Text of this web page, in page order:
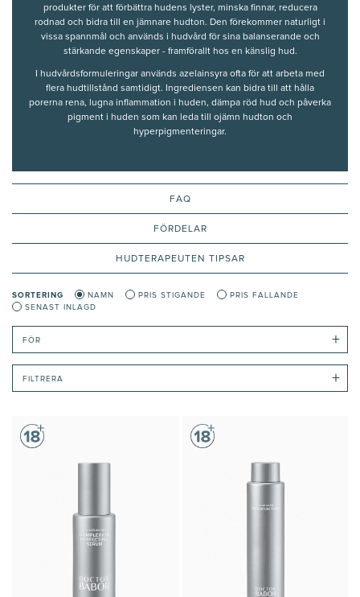
produkter för att förbättra hudens lyster, minska finnar, reducera
rodnad och bidra till en jämnare hudton. Den förekommer naturligt i
vissa spannmål och används i hudvård för sina balanserande och
stärkande egenskaper - framförallt hos en känslig hud.
I hudvårdsformuleringar används azelainsyra ofta för att arbeta med
flera hudtillstånd samtidigt. Ingrediensen kan bidra till att hålla
porerna rena, lugna inflammation i huden, dämpa röd hud och påverka
pigment i huden som kan leda till ojämn hudton och
hyperpigmenteringar.
och balans. Produkterna är särskilt populära vid aknebenägen hud,
, rodnad, akneärr och pigmentfläckar och röda märken.
hudbarriär.
granskade av våra auktoriserade hudterapeuter.
FAQ
FÖRDELAR
HUDTERAPEUTEN TIPSAR
FÖR +
SORTERING NAMN PRIS STIGANDE
PRIS FALLANDE
SENAST INLAGD
FILTRERA +